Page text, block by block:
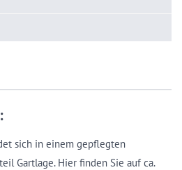
sich in einem gepflegten
Gartlage. Hier finden Sie auf ca.